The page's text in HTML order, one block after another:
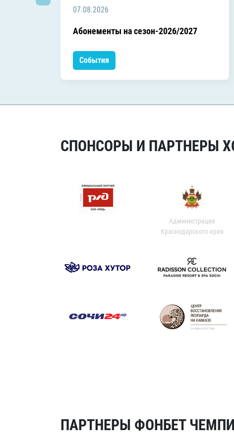
07.08.2026
Абонементы на сезон-2026/2027
События
СПОНСОРЫ И ПАРТНЕРЫ
Администрация
Краснодарского края
ПАРТНЕРЫ ФОНБЕТ